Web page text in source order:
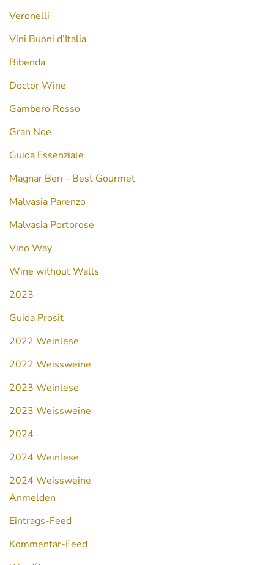
Veronelli
Vini Buoni d’Italia
Bibenda
Doctor Wine
Gambero Rosso
Gran Noe
Guida Essenziale
Magnar Ben – Best Gourmet
Malvasia Parenzo
Malvasia Portorose
Vino Way
Wine without Walls
2023
Guida Prosit
2022 Weinlese
2022 Weissweine
2023 Weinlese
2023 Weissweine
2024
2024 Weinlese
2024 Weissweine
Anmelden
Eintrags-Feed
Kommentar-Feed